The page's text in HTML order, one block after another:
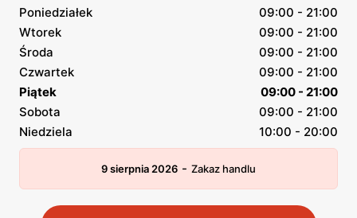
Poniedziałek
09:00 - 21:00
Wtorek
09:00 - 21:00
Środa
09:00 - 21:00
Czwartek
09:00 - 21:00
Piątek
09:00 - 21:00
Sobota
09:00 - 21:00
Niedziela
10:00 - 20:00
9 sierpnia 2026 - Zakaz handlu